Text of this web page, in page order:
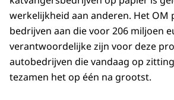
werkelijkheid aan anderen. Het OM
bedrijven aan die voor 206 miljoen
verantwoordelijke zijn voor deze
autobedrijven die vandaag op
tezamen het op één na grootst.